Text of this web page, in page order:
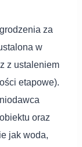
za
w
z ustaleniem
etapowe).
oraz
jak woda,